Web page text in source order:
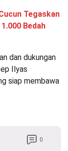
Tegaskan
Bedah
dan dukungan
Ilyas
siap membawa
0